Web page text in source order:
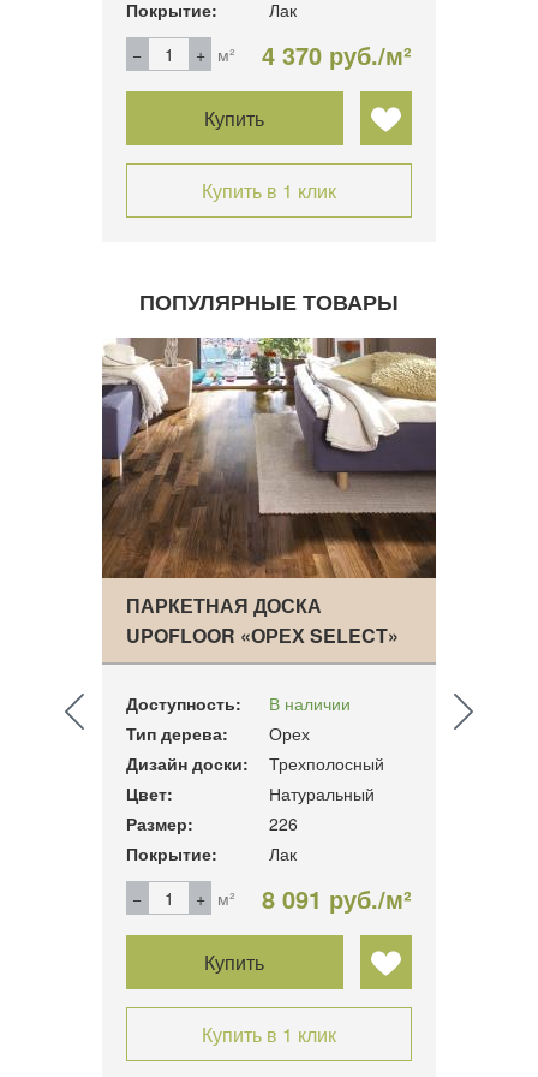
Покрытие:
Лак
м²
4 370 руб./м²
Купить
Купить в 1 клик
ПОПУЛЯРНЫЕ ТОВАРЫ
ПАРКЕТНАЯ ДОСКА
UPOFLOOR «ОРЕХ SELECT»
Доступность:
В наличии
Тип дерева:
Орех
Дизайн доски:
Трехполосный
Цвет:
Натуральный
Размер:
226
Покрытие:
Лак
м²
8 091 руб./м²
Купить
Купить в 1 клик